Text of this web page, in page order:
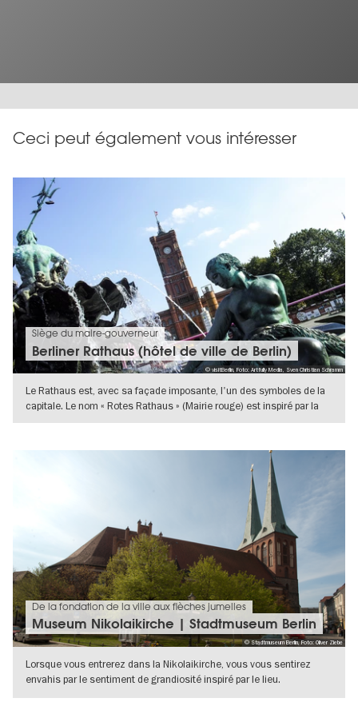
Ceci peut également vous intéresser
© visitBerlin, Foto: Artfully Media, Sven Christian Schramm
Siège du maire-gouverneur
Berliner Rathaus (hôtel de ville de Berlin)
Le Rathaus est, avec sa façade imposante, l'un des symboles de la
capitale. Le nom « Rotes Rathaus » (Mairie rouge) est inspiré par la
© Stadtmuseum Berlin, Foto: Oliver Ziebe
De la fondation de la ville aux flèches jumelles
Museum Nikolaikirche | Stadtmuseum Berlin
Lorsque vous entrerez dans la Nikolaikirche, vous vous sentirez
envahis par le sentiment de grandiosité inspiré par le lieu.